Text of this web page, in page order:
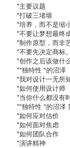
*主要议题
*打破三堵墙
*培养，而不是缩小
*不要让梦想最终
*制作原型，而非
*不要先决定商标。
*创作之后该做什
*"独特性 "的沼泽
*我对设计一无所知
*如何使用设计师
*当你什么都没有
*"独特性 "的沼泽
*如何应对估价
*如何面对焦虑
*如何团队合作
*演讲精神